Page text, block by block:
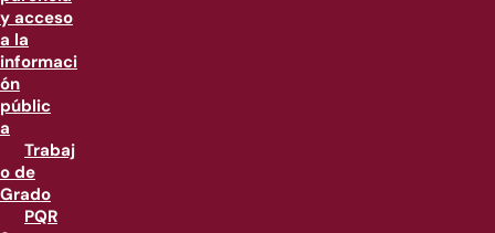
y acceso
a la
informaci
ón
públic
a
Trabaj
o de
Grado
PQR